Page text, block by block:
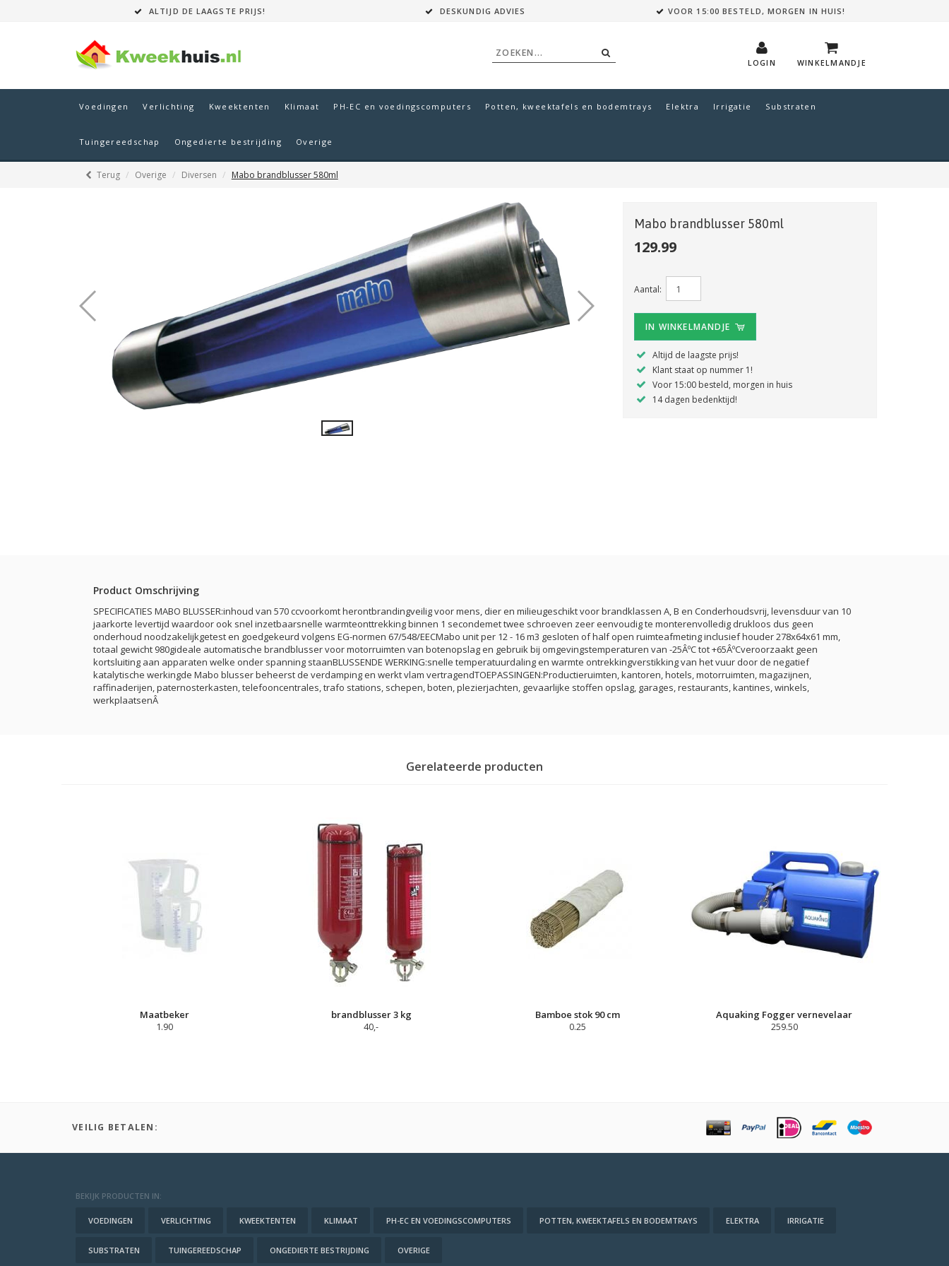
ALTIJD DE LAAGSTE PRIJS! DESKUNDIG ADVIES VOOR 15:00 BESTELD, MORGEN IN HUIS!
WINKELMANDJE
LOGIN
Voedingen Verlichting Kweektenten Klimaat PH-EC en voedingscomputers Potten, kweektafels en bodemtrays Elektra Irrigatie Substraten
Tuingereedschap Ongedierte bestrijding Overige
Terug Overige Diversen Mabo brandblusser 580ml
Mabo brandblusser 580ml
129.99
Aantal:
IN WINKELMANDJE
Altijd de laagste prijs!
Klant staat op nummer 1!
Voor 15:00 besteld, morgen in huis
14 dagen bedenktijd!
Product Omschrijving
SPECIFICATIES MABO BLUSSER:inhoud van 570 ccvoorkomt herontbrandingveilig voor mens, dier en milieugeschikt voor brandklassen A, B en Conderhoudsvrij, levensduur van 10
jaarkorte levertijd waardoor ook snel inzetbaarsnelle warmteonttrekking binnen 1 secondemet twee schroeven zeer eenvoudig te monterenvolledig drukloos dus geen
onderhoud noodzakelijkgetest en goedgekeurd volgens EG-normen 67/548/EECMabo unit per 12 - 16 m3 gesloten of half open ruimteafmeting inclusief houder 278x64x61 mm,
totaal gewicht 980gideale automatische brandblusser voor motorruimten van botenopslag en gebruik bij omgevingstemperaturen van -25ÂºC tot +65ÂºCveroorzaakt geen
kortsluiting aan apparaten welke onder spanning staanBLUSSENDE WERKING:snelle temperatuurdaling en warmte ontrekkingverstikking van het vuur door de negatief
katalytische werkingde Mabo blusser beheerst de verdamping en werkt vlam vertragendTOEPASSINGEN:Productieruimten, kantoren, hotels, motorruimten, magazijnen,
raffinaderijen, paternosterkasten, telefooncentrales, trafo stations, schepen, boten, plezierjachten, gevaarlijke stoffen opslag, garages, restaurants, kantines, winkels,
werkplaatsenÂ
Gerelateerde producten
Maatbeker
1.90
brandblusser 3 kg
40,-
Bamboe stok 90 cm
0.25
Aquaking Fogger vernevelaar
259.50
VEILIG BETALEN:
BEKIJK PRODUCTEN IN:
VOEDINGEN VERLICHTING KWEEKTENTEN KLIMAAT PH-EC EN VOEDINGSCOMPUTERS POTTEN, KWEEKTAFELS EN BODEMTRAYS ELEKTRA IRRIGATIE
SUBSTRATEN TUINGEREEDSCHAP ONGEDIERTE BESTRIJDING OVERIGE